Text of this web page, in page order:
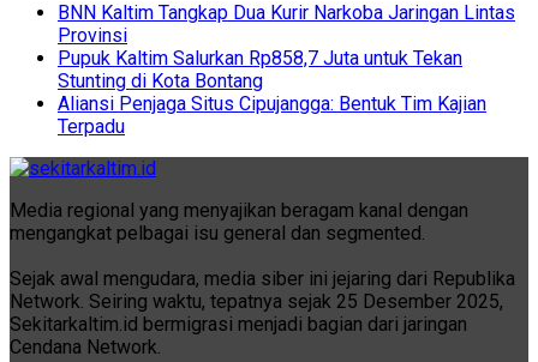
BNN Kaltim Tangkap Dua Kurir Narkoba Jaringan Lintas
Provinsi
Pupuk Kaltim Salurkan Rp858,7 Juta untuk Tekan
Stunting di Kota Bontang
Aliansi Penjaga Situs Cipujangga: Bentuk Tim Kajian
Terpadu
Media regional yang menyajikan beragam kanal dengan
mengangkat pelbagai isu general dan segmented.
Sejak awal mengudara, media siber ini jejaring dari Republika
Network. Seiring waktu, tepatnya sejak 25 Desember 2025,
Sekitarkaltim.id bermigrasi menjadi bagian dari jaringan
Cendana Network.